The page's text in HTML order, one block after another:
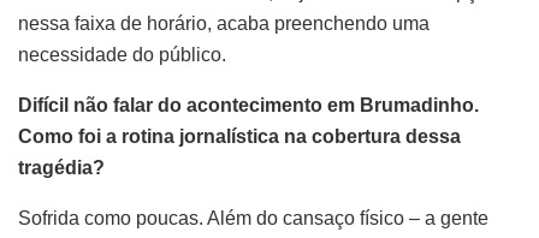
nessa faixa de horário, acaba preenchendo uma
necessidade do público.
Difícil não falar do acontecimento em Brumadinho.
Como foi a rotina jornalística na cobertura dessa
tragédia?
Sofrida como poucas. Além do cansaço físico – a gente